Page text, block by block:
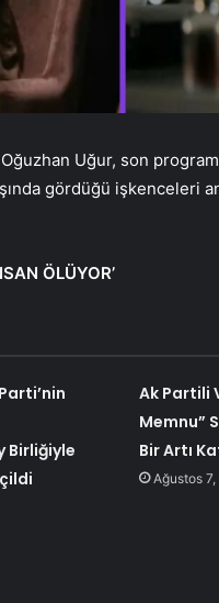
Oğuzhan Uğur, son
gördüğü işkenceleri
ÖLÜYOR’
Birliğiyle
Ak Partili
Memnu”
Bir Artı
Ağustos